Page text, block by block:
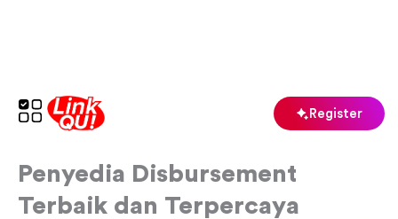
Register
Penyedia Disbursement
Terbaik dan Terpercaya